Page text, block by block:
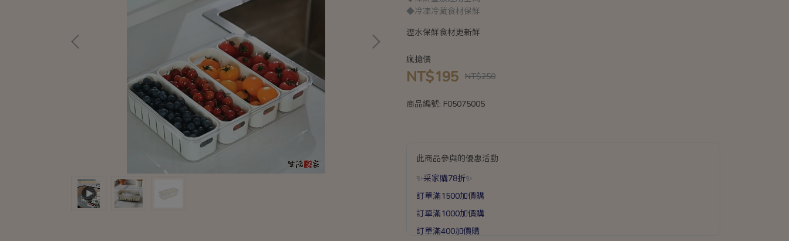
◆冷凍冷藏食材保鮮
瀝水保鮮食材更新鮮
瘋搶價
NT$195 NT$250
商品編號: F05075005
此商品參與的優惠活動
✨采家購78折✨
訂單滿1500加價購
訂單滿1000加價購
訂單滿400加價購